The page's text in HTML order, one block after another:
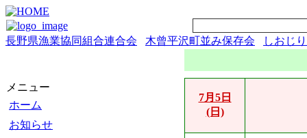
長野県漁業協同組合連合会 木曾平沢町並み保存会 しおじ
メニュー
ホーム
お知らせ
7月5日
(日)